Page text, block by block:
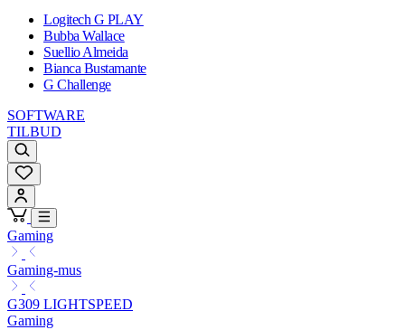
Logitech G PLAY
Bubba Wallace
Suellio Almeida
Bianca Bustamante
G Challenge
SOFTWARE
TILBUD
Gaming
Gaming-mus
G309 LIGHTSPEED
Gaming